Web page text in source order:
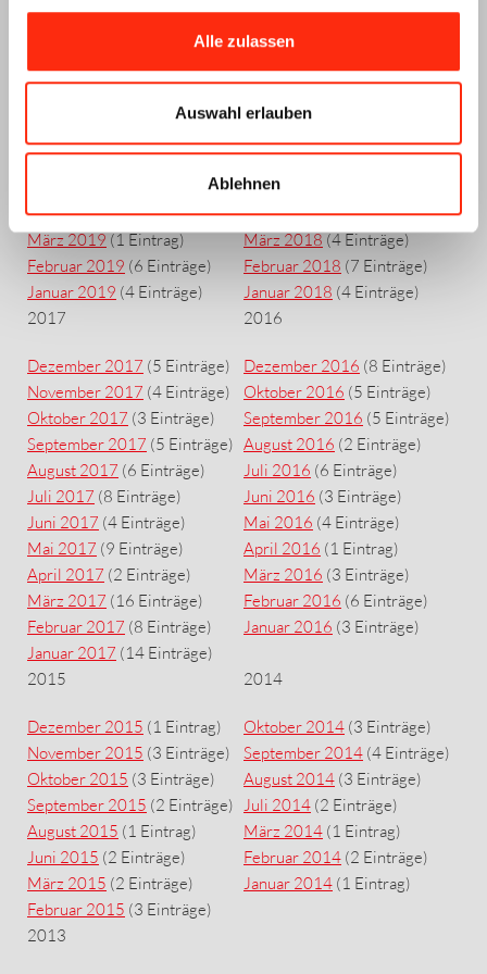
Alle zulassen
Auswahl erlauben
Ablehnen
(2 Einträge)
Oktober 2019(5 Einträge)
(5 Einträge)
Juni 2019(1 Eintrag)
April 2019(3 Einträge)
März 2019(1 Eintrag)
Februar 2019 (6 Einträge)
Januar 2019 (4 Einträge)
Dezember 2018
Oktober 2018(7 Einträge)
September 2018
Juni 2018(5 Einträge)
Mai 2018
April 2018(3 Einträge)
März 2018(4 Einträge)
Februar 2018 (7 Einträge)
Januar 2018 (4 Einträge)
2017
Dezember 2017 (5 Einträge)
November 2017 (4 Einträge)
Oktober 2017 (3 Einträge)
September 2017 (5 Einträge)
August 2017 (6 Einträge)
Juli 2017 (8 Einträge)
Juni 2017 (4 Einträge)
Mai 2017 (9 Einträge)
April 2017 (2 Einträge)
März 2017 (16 Einträge)
Februar 2017 (8 Einträge)
Januar 2017 (14 Einträge)
2016
Dezember 2016 (8 Einträge)
Oktober 2016 (5 Einträge)
September 2016 (5 Einträge)
August 2016 (2 Einträge)
Juli 2016 (6 Einträge)
Juni 2016 (3 Einträge)
Mai 2016 (4 Einträge)
April 2016 (1 Eintrag)
März 2016 (3 Einträge)
Februar 2016 (6 Einträge)
Januar 2016 (3 Einträge)
2015
Dezember 2015 (1 Eintrag)
November 2015 (3 Einträge)
Oktober 2015 (3 Einträge)
September 2015 (2 Einträge)
August 2015 (1 Eintrag)
Juni 2015 (2 Einträge)
März 2015 (2 Einträge)
Februar 2015 (3 Einträge)
2014
Oktober 2014 (3 Einträge)
September 2014 (4 Einträge)
August 2014 (3 Einträge)
Juli 2014 (2 Einträge)
März 2014 (1 Eintrag)
Februar 2014 (2 Einträge)
Januar 2014 (1 Eintrag)
2013